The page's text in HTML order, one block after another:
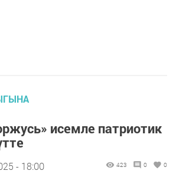
исемле патриотик
- 18:00 423 0 0